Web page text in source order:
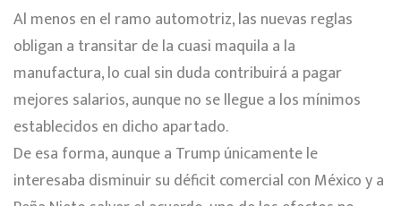
Al menos en el ramo automotriz, las nuevas reglas
obligan a transitar de la cuasi maquila a la
manufactura, lo cual sin duda contribuirá a pagar
mejores salarios, aunque no se llegue a los mínimos
establecidos en dicho apartado.
De esa forma, aunque a Trump únicamente le
interesaba disminuir su déficit comercial con México y a